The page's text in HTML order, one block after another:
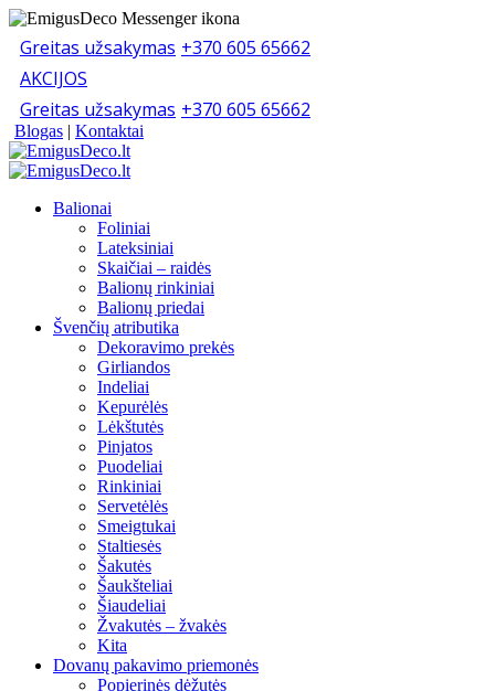
Greitas užsakymas +370 605 65662
AKCIJOS
Greitas užsakymas +370 605 65662
Blogas | Kontaktai
Balionai
Foliniai
Lateksiniai
Skaičiai – raidės
Balionų rinkiniai
Balionų priedai
Švenčių atributika
Dekoravimo prekės
Girliandos
Indeliai
Kepurėlės
Lėkštutės
Pinjatos
Puodeliai
Rinkiniai
Servetėlės
Smeigtukai
Staltiesės
Šakutės
Šaukšteliai
Šiaudeliai
Žvakutės – žvakės
Kita
Dovanų pakavimo priemonės
Popierinės dėžutės